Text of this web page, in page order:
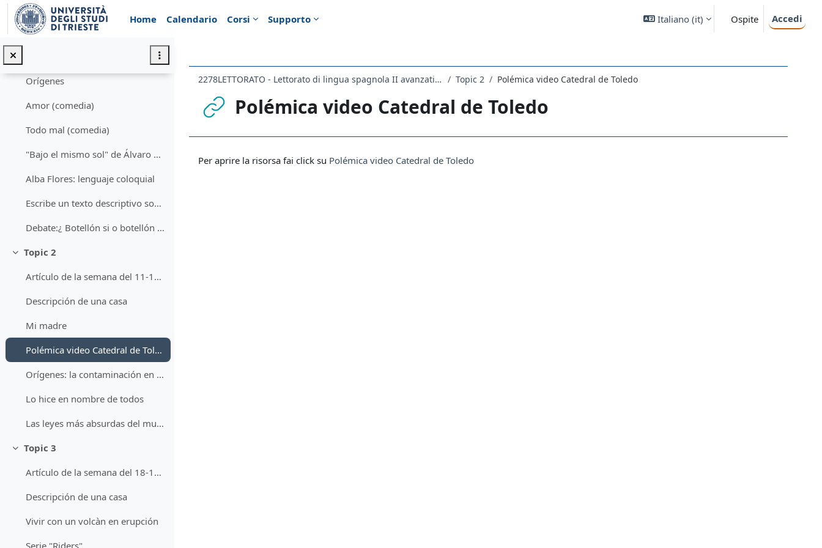
Vai al contenuto principale
Home
Calendario Corsi Supporto Italiano ‎(it)‎ Ospite Accedi
Orígenes
Amor (comedia)
Todo mal (comedia)
"Bajo el mismo sol" de Álvaro Soler
Alba Flores: lenguaje coloquial
Escribe un texto descriptivo sobre cómo fue vuestra infancia en la escuela primaria, vuestros amigos, profesores, juegos, anécdotas.
Debate:¿ Botellón si o botellón no?
Minimizza
Topic 2
Artículo de la semana del 11-10-21 al 15-10-21
Descripción de una casa
Mi madre
Polémica video Catedral de Toledo
Orígenes: la contaminación en la naturaleza
Lo hice en nombre de todos
Las leyes más absurdas del mundo
Minimizza
Topic 3
Artículo de la semana del 18-10.21 al 22-10-21
Descripción de una casa
Vivir con un volcàn en erupción
2278LETTORATO - Lettorato di lingua spagnola II avanzati 2021 Topic 2 Polémica video Catedral de Toledo
Polémica video Catedral de Toledo
Per aprire la risorsa fai click su Polémica video Catedral de Toledo